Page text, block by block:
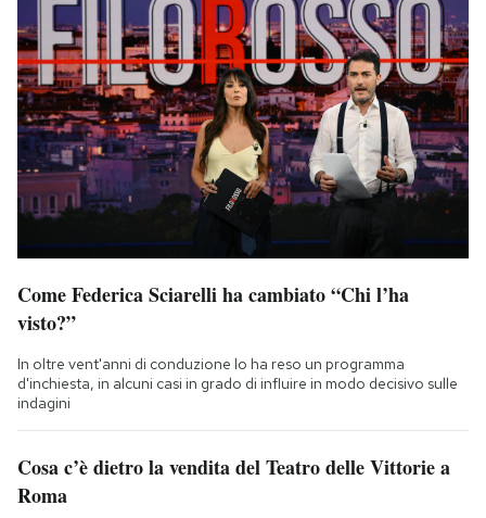
Come Federica Sciarelli ha cambiato “Chi l’ha
visto?”
In oltre vent'anni di conduzione lo ha reso un programma
d'inchiesta, in alcuni casi in grado di influire in modo decisivo sulle
indagini
Cosa c’è dietro la vendita del Teatro delle Vittorie a
Roma